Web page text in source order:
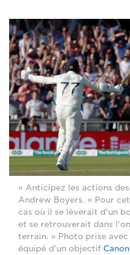
« Anticipez les actions
Andrew Boyers. « Pour
cas où il se lèverait d'un
et se retrouverait dans
terrain. » Photo prise avec
équipé d'un objectif